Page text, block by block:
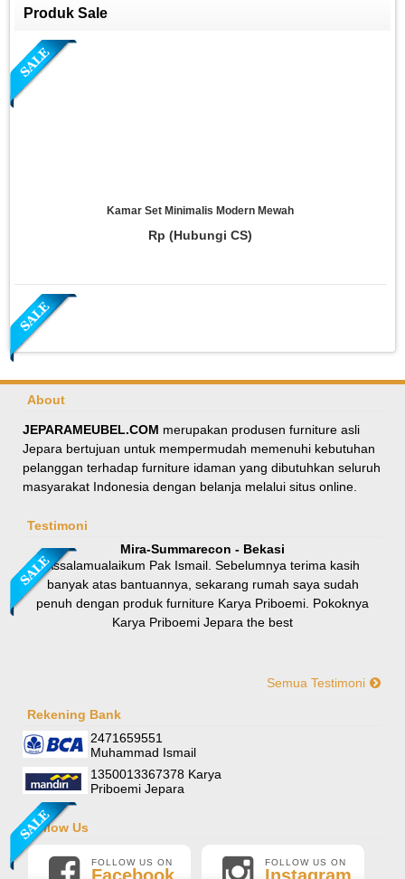
Produk Sale
Kamar Set Minimalis Modern Mewah
Rp (Hubungi CS)
Meja Makan Oval Minimalis Kursi Silang
Rp 8.100.0009.000.000
Rp (Hubungi CS)
About
JEPARAMEUBEL.COM merupakan produsen furniture asli
Jepara bertujuan untuk mempermudah memenuhi kebutuhan
pelanggan terhadap furniture idaman yang dibutuhkan seluruh
masyarakat Indonesia dengan belanja melalui situs online.
Testimoni
Mira-Summarecon - Bekasi
Assalamualaikum Pak Ismail. Sebelumnya terima kasih
banyak atas bantuannya, sekarang rumah saya sudah
penuh dengan produk furniture Karya Priboemi. Pokoknya
Karya Priboemi Jepara the best
Hallo mas ismail, terima kasih banyak ya. Barang furniture
kasih banyak mas mail.
Semua Testimoni
Rekening Bank
2471659551
Muhammad Ismail
1350013367378 Karya
Priboemi Jepara
Follow Us
FOLLOW US ON FOLLOW US ON